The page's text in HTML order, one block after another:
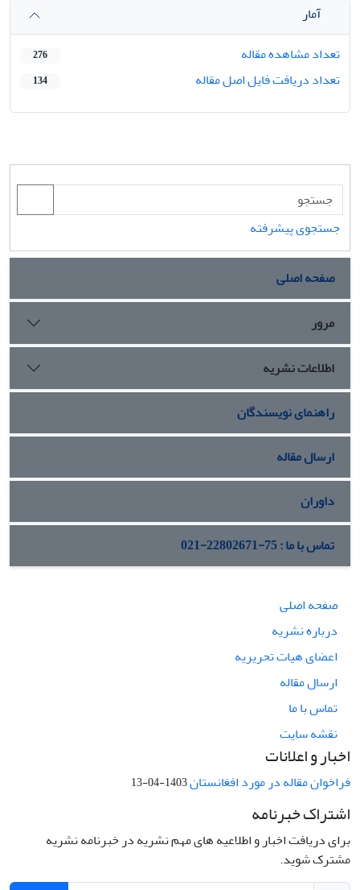
آمار
تعداد مشاهده مقاله
276
تعداد دریافت فایل اصل مقاله 134
جستجوی پیشرفته
صفحه اصلی
مرور
اطلاعات نشریه
راهنمای نویسندگان
ارسال مقاله
داوران
تماس با ما : 75-22802671-021
صفحه اصلی
درباره نشریه
اعضای هیات تحریریه
ارسال مقاله
تماس با ما
نقشه سایت
اخبار و اعلانات
فراخوان مقاله در مورد افغانستان1403-04-13
اشتراک خبرنامه
برای دریافت اخبار و اطلاعیه های مهم نشریه در خبرنامه نشریه
مشترک شوید.